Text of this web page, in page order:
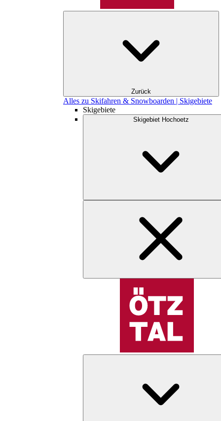
Zurück
Alles zu Skifahren & Snowboarden | Skigebiete
Skigebiete
Skigebiet Hochoetz